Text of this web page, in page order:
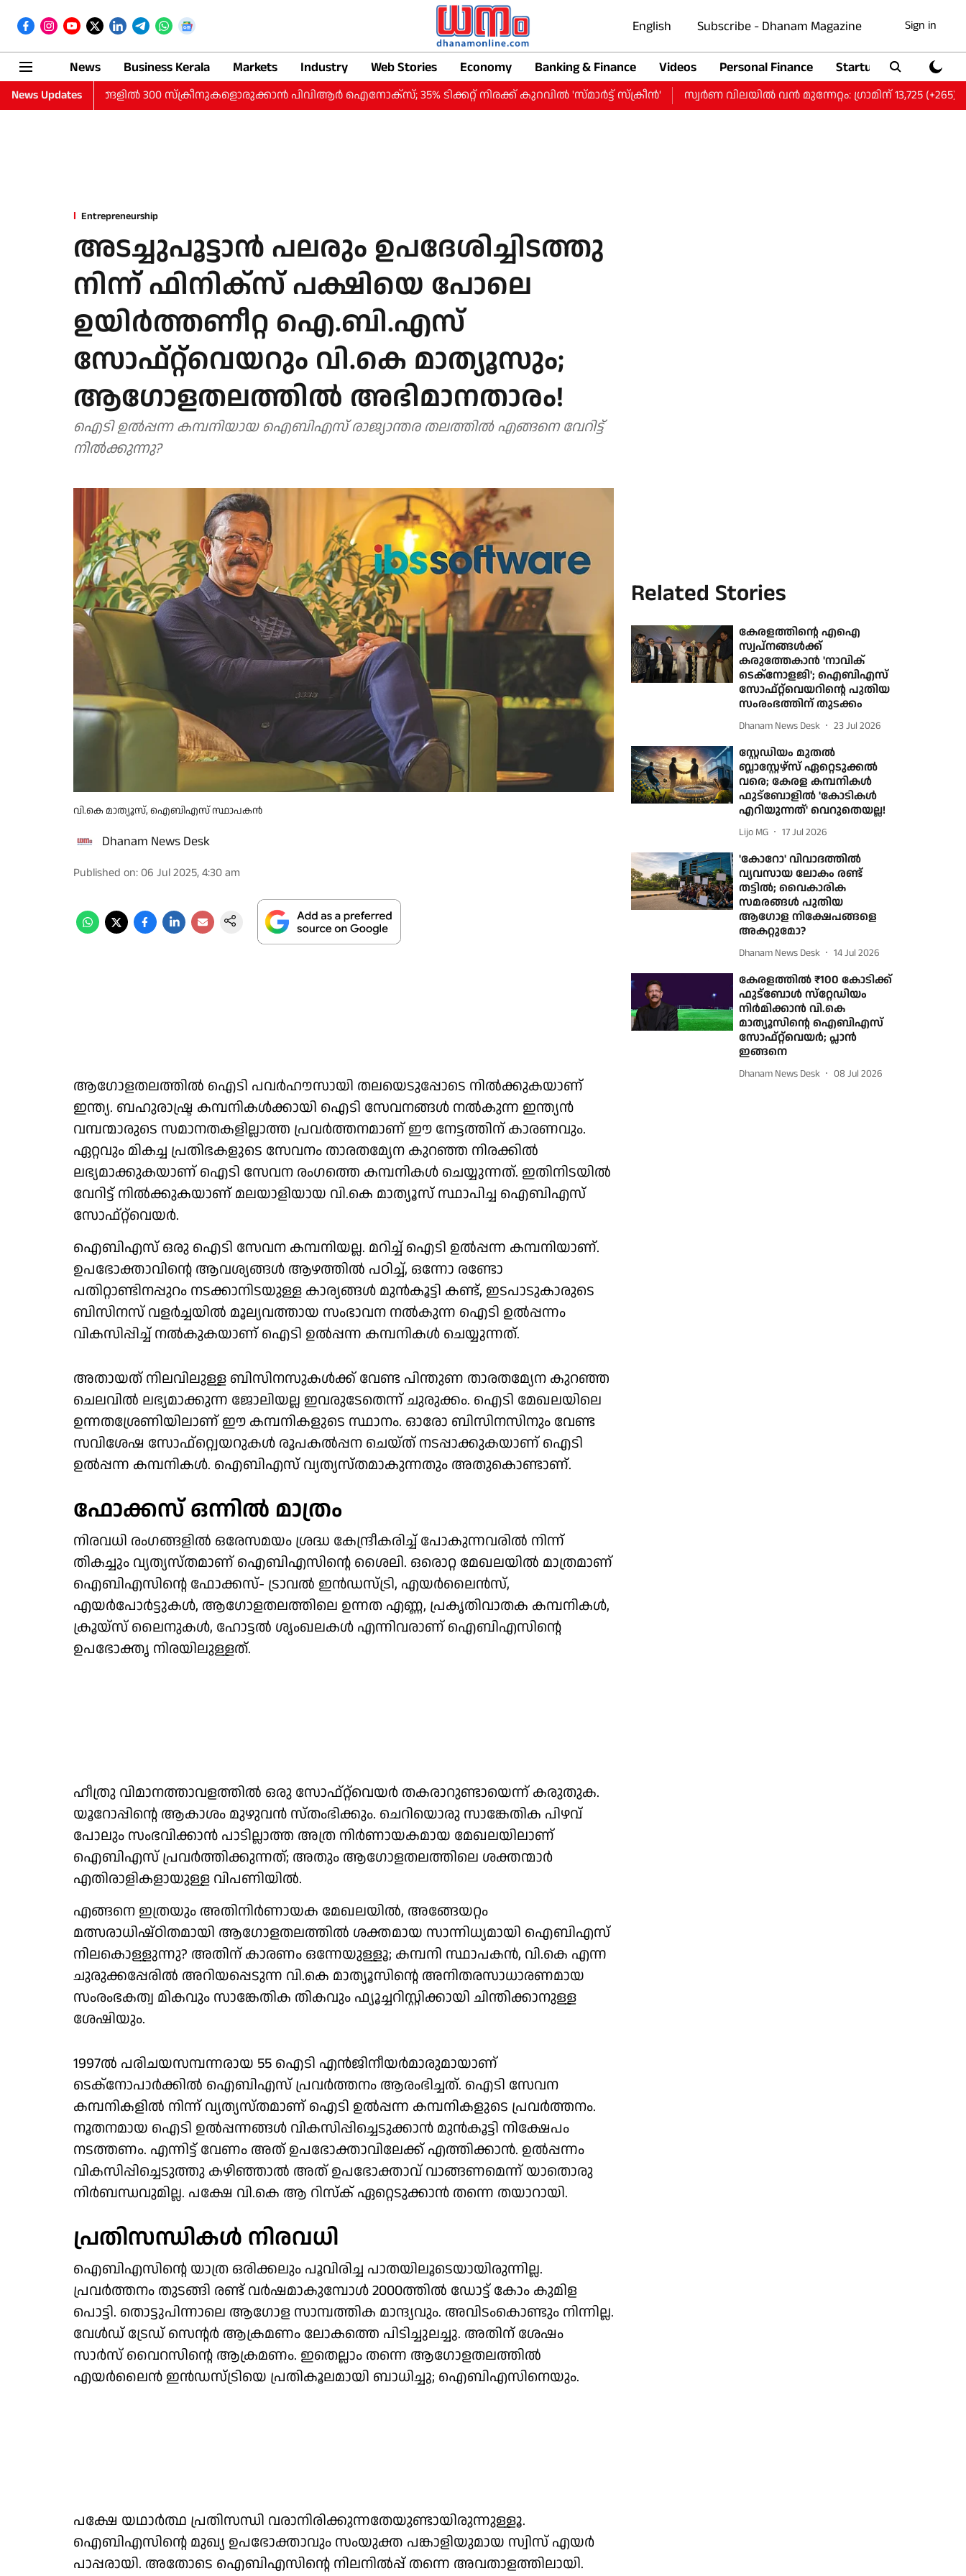
English Subscribe - Dhanam Magazine Sign in
News Business Kerala Markets Industry Web Stories Economy Banking & Finance Videos Personal Finance Startup
News Updates
ചെറുനഗരങ്ങളില്‍ 300 സ്‌ക്രീനുകളൊരുക്കാന്‍ പിവിആര്‍ ഐനോക്‌സ്; 35% ടിക്കറ്റ് നിരക്ക് കുറവില്‍ 'സ്മാര്‍ട്ട് സ്‌ക്രീന്‍' സ്വർണ വിലയിൽ വന്‍ മുന്നേറ്റം: ഗ്രാമിന് 13,725 (+265), പവന്
Entrepreneurship
അടച്ചുപൂട്ടാന്‍ പലരും ഉപദേശിച്ചിടത്തു
നിന്ന് ഫിനിക്‌സ് പക്ഷിയെ പോലെ
ഉയിര്‍ത്തണീറ്റ ഐ.ബി.എസ്
സോഫ്റ്റ്‌വെയറും വി.കെ മാത്യൂസും;
ആഗോളതലത്തില്‍ അഭിമാനതാരം!
ഐടി ഉല്‍പ്പന്ന കമ്പനിയായ ഐബിഎസ് രാജ്യാന്തര തലത്തില്‍ എങ്ങനെ വേറിട്ട്
നില്‍ക്കുന്നു?
വി.കെ മാത്യൂസ്, ഐബിഎസ് സ്ഥാപകന്‍
Dhanam News Desk
Published on: 06 Jul 2025, 4:30 am
ആഗോളതലത്തില്‍ ഐടി പവര്‍ഹൗസായി തലയെടുപ്പോടെ നില്‍ക്കുകയാണ്
ഇന്ത്യ. ബഹുരാഷ്ട്ര കമ്പനികള്‍ക്കായി ഐടി സേവനങ്ങള്‍ നല്‍കുന്ന ഇന്ത്യന്‍
വമ്പന്മാരുടെ സമാനതകളില്ലാത്ത പ്രവര്‍ത്തനമാണ് ഈ നേട്ടത്തിന് കാരണവും.
ഏറ്റവും മികച്ച പ്രതിഭകളുടെ സേവനം താരതമ്യേന കുറഞ്ഞ നിരക്കില്‍
ലഭ്യമാക്കുകയാണ് ഐടി സേവന രംഗത്തെ കമ്പനികള്‍ ചെയ്യുന്നത്. ഇതിനിടയില്‍
വേറിട്ട് നില്‍ക്കുകയാണ് മലയാളിയായ വി.കെ മാത്യൂസ് സ്ഥാപിച്ച ഐബിഎസ്
സോഫ്റ്റ്‌വെയർ.
ഐബിഎസ് ഒരു ഐടി സേവന കമ്പനിയല്ല. മറിച്ച് ഐടി ഉല്‍പ്പന്ന കമ്പനിയാണ്.
ഉപഭോക്താവിന്റെ ആവശ്യങ്ങള്‍ ആഴത്തില്‍ പഠിച്ച്, ഒന്നോ രണ്ടോ
പതിറ്റാണ്ടിനപ്പുറം നടക്കാനിടയുള്ള കാര്യങ്ങള്‍ മുന്‍കൂട്ടി കണ്ട്, ഇടപാടുകാരുടെ
ബിസിനസ് വളര്‍ച്ചയില്‍ മൂല്യവത്തായ സംഭാവന നല്‍കുന്ന ഐടി ഉല്‍പ്പന്നം
വികസിപ്പിച്ച് നല്‍കുകയാണ് ഐടി ഉല്‍പ്പന്ന കമ്പനികള്‍ ചെയ്യുന്നത്.
അതായത് നിലവിലുള്ള ബിസിനസുകള്‍ക്ക് വേണ്ട പിന്തുണ താരതമ്യേന കുറഞ്ഞ
ചെലവില്‍ ലഭ്യമാക്കുന്ന ജോലിയല്ല ഇവരുടേതെന്ന് ചുരുക്കം. ഐടി മേഖലയിലെ
ഉന്നതശ്രേണിയിലാണ് ഈ കമ്പനികളുടെ സ്ഥാനം. ഓരോ ബിസിനസിനും വേണ്ട
സവിശേഷ സോഫ്റ്റ്വെയറുകള്‍ രൂപകല്‍പ്പന ചെയ്ത് നടപ്പാക്കുകയാണ് ഐടി
ഉല്‍പ്പന്ന കമ്പനികള്‍. ഐബിഎസ് വ്യത്യസ്തമാകുന്നതും അതുകൊണ്ടാണ്.
ഫോക്കസ് ഒന്നില്‍ മാത്രം
നിരവധി രംഗങ്ങളില്‍ ഒരേസമയം ശ്രദ്ധ കേന്ദ്രീകരിച്ച് പോകുന്നവരില്‍ നിന്ന്
തികച്ചും വ്യത്യസ്തമാണ് ഐബിഎസിന്റെ ശൈലി. ഒരൊറ്റ മേഖലയില്‍ മാത്രമാണ്
ഐബിഎസിന്റെ ഫോക്കസ്- ട്രാവല്‍ ഇന്‍ഡസ്ട്രി, എയര്‍ലൈന്‍സ്,
എയര്‍പോര്‍ട്ടുകള്‍, ആഗോളതലത്തിലെ ഉന്നത എണ്ണ, പ്രകൃതിവാതക കമ്പനികള്‍,
ക്രൂയ്സ് ലൈനുകള്‍, ഹോട്ടല്‍ ശൃംഖലകള്‍ എന്നിവരാണ് ഐബിഎസിന്റെ
ഉപഭോക്തൃ നിരയിലുള്ളത്.
ഹീത്രു വിമാനത്താവളത്തില്‍ ഒരു സോഫ്റ്റ്‌വെയർ തകരാറുണ്ടായെന്ന് കരുതുക.
യൂറോപ്പിന്റെ ആകാശം മുഴുവന്‍ സ്തംഭിക്കും. ചെറിയൊരു സാങ്കേതിക പിഴവ്
പോലും സംഭവിക്കാന്‍ പാടില്ലാത്ത അത്ര നിര്‍ണായകമായ മേഖലയിലാണ്
ഐബിഎസ് പ്രവര്‍ത്തിക്കുന്നത്; അതും ആഗോളതലത്തിലെ ശക്തന്മാര്‍
എതിരാളികളായുള്ള വിപണിയില്‍.
എങ്ങനെ ഇത്രയും അതിനിര്‍ണായക മേഖലയില്‍, അങ്ങേയറ്റം
മത്സരാധിഷ്ഠിതമായി ആഗോളതലത്തില്‍ ശക്തമായ സാന്നിധ്യമായി ഐബിഎസ്
നിലകൊള്ളുന്നു? അതിന് കാരണം ഒന്നേയുള്ളൂ; കമ്പനി സ്ഥാപകന്‍, വി.കെ എന്ന
ചുരുക്കപ്പേരില്‍ അറിയപ്പെടുന്ന വി.കെ മാത്യൂസിന്റെ അനിതരസാധാരണമായ
സംരംഭകത്വ മികവും സാങ്കേതിക തികവും ഫ്യൂച്ചറിസ്റ്റിക്കായി ചിന്തിക്കാനുള്ള
ശേഷിയും.
1997ല്‍ പരിചയസമ്പന്നരായ 55 ഐടി എന്‍ജിനീയര്‍മാരുമായാണ്
ടെക്നോപാര്‍ക്കില്‍ ഐബിഎസ് പ്രവര്‍ത്തനം ആരംഭിച്ചത്. ഐടി സേവന
കമ്പനികളില്‍ നിന്ന് വ്യത്യസ്തമാണ് ഐടി ഉല്‍പ്പന്ന കമ്പനികളുടെ പ്രവര്‍ത്തനം.
നൂതനമായ ഐടി ഉല്‍പ്പന്നങ്ങള്‍ വികസിപ്പിച്ചെടുക്കാന്‍ മുന്‍കൂട്ടി നിക്ഷേപം
നടത്തണം. എന്നിട്ട് വേണം അത് ഉപഭോക്താവിലേക്ക് എത്തിക്കാന്‍. ഉല്‍പ്പന്നം
വികസിപ്പിച്ചെടുത്തു കഴിഞ്ഞാല്‍ അത് ഉപഭോക്താവ് വാങ്ങണമെന്ന് യാതൊരു
നിര്‍ബന്ധവുമില്ല. പക്ഷേ വി.കെ ആ റിസ്‌ക് ഏറ്റെടുക്കാന്‍ തന്നെ തയാറായി.
പ്രതിസന്ധികള്‍ നിരവധി
ഐബിഎസിന്റെ യാത്ര ഒരിക്കലും പൂവിരിച്ച പാതയിലൂടെയായിരുന്നില്ല.
പ്രവര്‍ത്തനം തുടങ്ങി രണ്ട് വര്‍ഷമാകുമ്പോള്‍ 2000ത്തില്‍ ഡോട്ട് കോം കുമിള
പൊട്ടി. തൊട്ടുപിന്നാലെ ആഗോള സാമ്പത്തിക മാന്ദ്യവും. അവിടംകൊണ്ടും നിന്നില്ല.
വേള്‍ഡ് ട്രേഡ് സെന്റര്‍ ആക്രമണം ലോകത്തെ പിടിച്ചുലച്ചു. അതിന് ശേഷം
സാര്‍സ് വൈറസിന്റെ ആക്രമണം. ഇതെല്ലാം തന്നെ ആഗോളതലത്തില്‍
എയര്‍ലൈന്‍ ഇന്‍ഡസ്ട്രിയെ പ്രതികൂലമായി ബാധിച്ചു; ഐബിഎസിനെയും.
പക്ഷേ യഥാര്‍ത്ഥ പ്രതിസന്ധി വരാനിരിക്കുന്നതേയുണ്ടായിരുന്നുള്ളൂ.
ഐബിഎസിന്റെ മുഖ്യ ഉപഭോക്താവും സംയുക്ത പങ്കാളിയുമായ സ്വിസ് എയര്‍
പാപ്പരായി. അതോടെ ഐബിഎസിന്റെ നിലനില്‍പ്പ് തന്നെ അവതാളത്തിലായി.
Related Stories
കേരളത്തിന്റെ എഐ
സ്വപ്നങ്ങൾക്ക്
കരുത്തേകാൻ 'നാവിക്
ടെക്നോളജി'; ഐബിഎസ്
സോഫ്റ്റ്‌വെയറിന്റെ പുതിയ
സംരംഭത്തിന് തുടക്കം
Dhanam News Desk 23 Jul 2026
സ്റ്റേഡിയം മുതൽ
ബ്ലാസ്റ്റേഴ്‌സ് ഏറ്റെടുക്കൽ
വരെ; കേരള കമ്പനികൾ
ഫുട്ബോളിൽ 'കോടികൾ
എറിയുന്നത്' വെറുതെയല്ല!
Lijo MG 17 Jul 2026
'കോറോ' വിവാദത്തില്‍
വ്യവസായ ലോകം രണ്ട്
തട്ടില്‍; വൈകാരിക
സമരങ്ങള്‍ പുതിയ
ആഗോള നിക്ഷേപങ്ങളെ
അകറ്റുമോ?
Dhanam News Desk 14 Jul 2026
കേരളത്തില്‍ ₹100 കോടിക്ക്
ഫുട്‌ബോള്‍ സ്‌റ്റേഡിയം
നിര്‍മിക്കാന്‍ വി.കെ
മാത്യൂസിന്റെ ഐബിഎസ്
സോഫ്റ്റ്‌വെയര്‍; പ്ലാന്‍
ഇങ്ങനെ
Dhanam News Desk 08 Jul 2026